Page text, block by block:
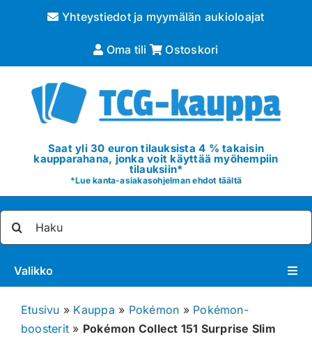
Yhteystiedot ja myymälän aukioloajat
Oma tili Ostoskori
Saat yli 30 euron tilauksista 4 % takaisin
kaupparahana, jonka voit käyttää myöhempiin
tilauksiin*
*Lue kanta-asiakasohjelman ehdot täältä
Valikko
Pokémon
Etusivu » Kauppa » Pokémon » Pokémon-
boosterit » Pokémon Collect 151 Surprise Slim